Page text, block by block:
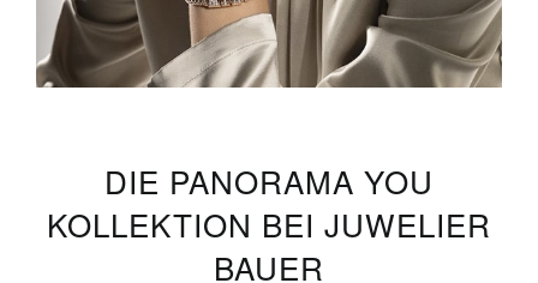
DIE PANORAMA YOU
KOLLEKTION BEI JUWELIER
BAUER